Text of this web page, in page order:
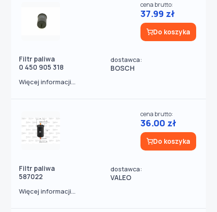
Filtr paliwa
0 450 905 318
dostawca:
BOSCH
cena brutto:
37.99 zł
Do koszyka
Więcej informacji...
Filtr paliwa
587022
dostawca:
VALEO
cena brutto:
36.00 zł
Do koszyka
Więcej informacji...